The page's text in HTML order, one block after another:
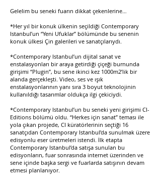
Gelelim bu seneki fuarın dikkat çekenlerine…
*Her yıl bir konuk ülkenin seçildiği Contemporary
Istanbul’un “Yeni Ufuklar” bölümünde bu senenin
konuk ülkesi Çin galerileri ve sanatçılarıydı.
*Contemporary Istanbul’un dijital sanat ve
enstalasyonları bir araya getirdiği çiçeği burnunda
girişimi “Plugin”, bu sene ikinci kez 1000m2’lik bir
alanda gerçekleşti. Video, ses ve ışık
enstalasyonlarının yanı sıra 3 boyut teknolojinin
kullanıldığı tasarımlar oldukça ilgi çekiciydi.
*Contemporary Istanbul’un bu seneki yeni girişimi CI-
Editions bölümü oldu. “Herkes için sanat” teması ile
yola çıkan projede, CI küratörlerinin seçtiği 16
sanatçıdan Contemporary Istanbul’da sunulmak üzere
edisyonlu eser üretmeleri istendi. İlk etapta
Contemporary Istanbul’da satışa sunulan bu
edisyonların, fuar sonrasında internet üzerinden ve
sene içinde başka sergi ve fuarlarda satışının devam
etmesi planlanıyor.